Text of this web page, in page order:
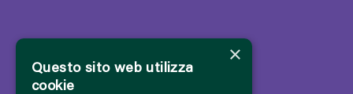
×
Questo sito web utilizza
cookie